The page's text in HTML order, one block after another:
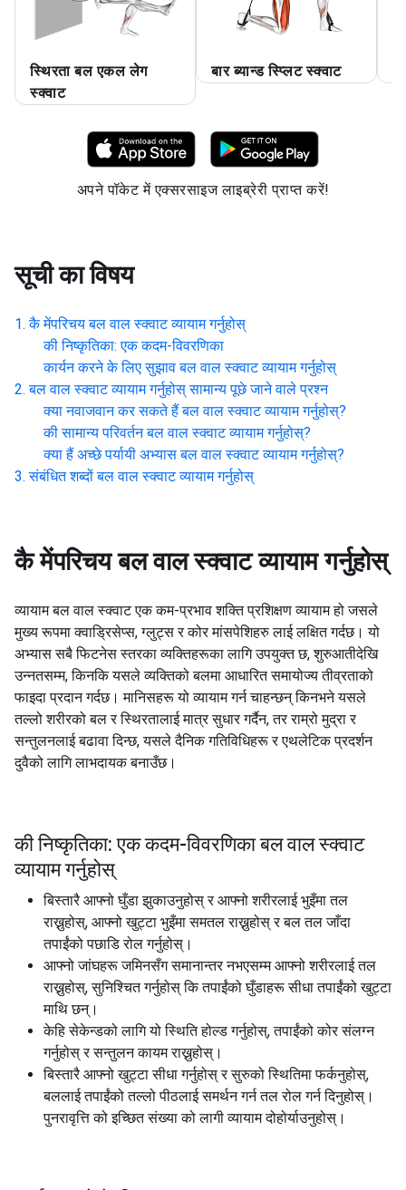
स्थिरता बल एकल लेग
स्क्वाट
बार ब्यान्ड स्प्लिट स्क्वाट
अपने पॉकेट में एक्सरसाइज लाइब्रेरी प्राप्त करें!
सूची का विषय
कै मेंपरिचय बल वाल स्क्वाट व्यायाम गर्नुहोस्
की निष्कृतिका: एक कदम-विवरणिका
कार्यन करने के लिए सुझाव बल वाल स्क्वाट व्यायाम गर्नुहोस्
बल वाल स्क्वाट व्यायाम गर्नुहोस् सामान्य पूछे जाने वाले प्रश्न
क्या नवाजवान कर सकते हैं बल वाल स्क्वाट व्यायाम गर्नुहोस्?
की सामान्य परिवर्तन बल वाल स्क्वाट व्यायाम गर्नुहोस्?
क्या हैं अच्छे पर्यायी अभ्यास बल वाल स्क्वाट व्यायाम गर्नुहोस्?
संबंधित शब्दों बल वाल स्क्वाट व्यायाम गर्नुहोस्
कै मेंपरिचय बल वाल स्क्वाट व्यायाम गर्नुहोस्
व्यायाम बल वाल स्क्वाट एक कम-प्रभाव शक्ति प्रशिक्षण व्यायाम हो जसले
मुख्य रूपमा क्वाड्रिसेप्स, ग्लुट्स र कोर मांसपेशिहरु लाई लक्षित गर्दछ। यो
अभ्यास सबै फिटनेस स्तरका व्यक्तिहरूका लागि उपयुक्त छ, शुरुआतीदेखि
उन्नतसम्म, किनकि यसले व्यक्तिको बलमा आधारित समायोज्य तीव्रताको
फाइदा प्रदान गर्दछ। मानिसहरू यो व्यायाम गर्न चाहन्छन् किनभने यसले
तल्लो शरीरको बल र स्थिरतालाई मात्र सुधार गर्दैन, तर राम्रो मुद्रा र
सन्तुलनलाई बढावा दिन्छ, यसले दैनिक गतिविधिहरू र एथलेटिक प्रदर्शन
दुवैको लागि लाभदायक बनाउँछ।
की निष्कृतिका: एक कदम-विवरणिका बल वाल स्क्वाट
व्यायाम गर्नुहोस्
बिस्तारै आफ्नो घुँडा झुकाउनुहोस् र आफ्नो शरीरलाई भुइँमा तल
राख्नुहोस्, आफ्नो खुट्टा भुइँमा समतल राख्नुहोस् र बल तल जाँदा
तपाईंको पछाडि रोल गर्नुहोस्।
आफ्नो जांघहरू जमिनसँग समानान्तर नभएसम्म आफ्नो शरीरलाई तल
राख्नुहोस्, सुनिश्चित गर्नुहोस् कि तपाईंको घुँडाहरू सीधा तपाईंको खुट्टा
माथि छन्।
केहि सेकेन्डको लागि यो स्थिति होल्ड गर्नुहोस्, तपाईंको कोर संलग्न
गर्नुहोस् र सन्तुलन कायम राख्नुहोस्।
बिस्तारै आफ्नो खुट्टा सीधा गर्नुहोस् र सुरुको स्थितिमा फर्कनुहोस्,
बललाई तपाईंको तल्लो पीठलाई समर्थन गर्न तल रोल गर्न दिनुहोस्।
पुनरावृत्ति को इच्छित संख्या को लागी व्यायाम दोहोर्याउनुहोस्।